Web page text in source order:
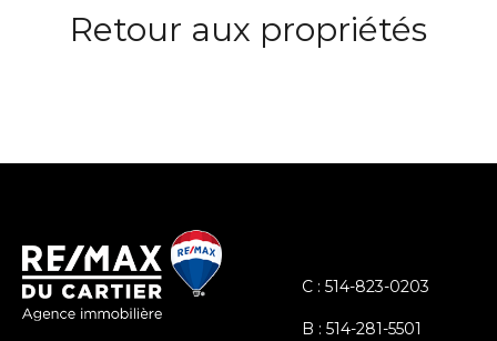
Retour aux propriétés
C : 514-823-0203
B : 514-281-5501